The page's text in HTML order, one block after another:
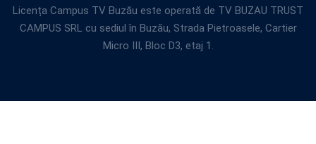
Licența Campus TV Buzău este operată de TV BUZAU TRUST
CAMPUS SRL cu sediul în Buzău, Strada Pietroasele, Cartier
Micro III, Bloc D3, etaj 1.